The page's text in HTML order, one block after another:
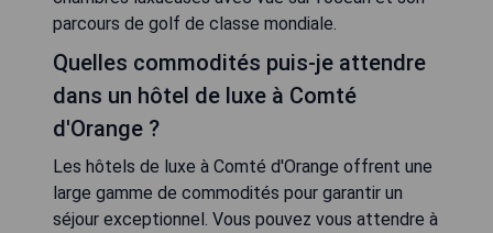
parcours de golf de classe mondiale.
Quelles commodités puis-je attendre
dans un hôtel de luxe à Comté
d'Orange ?
Les hôtels de luxe à Comté d'Orange offrent une
large gamme de commodités pour garantir un
séjour exceptionnel. Vous pouvez vous attendre à